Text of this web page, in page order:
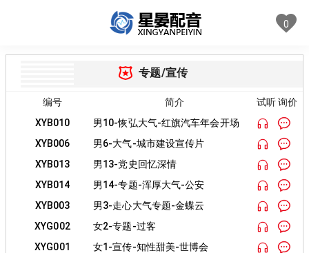
0
专题/宣传
试听 询价
编号
简介
XYB010
男10-恢弘大气-红旗汽车年会开场
XYB006
男6-大气-城市建设宣传片
XYB013
男13-党史回忆深情
XYB014
男14-专题-浑厚大气-公安
XYB003
男3-走心大气专题-金蝶云
XYG002
女2-专题-过客
XYG001
女1-宣传-知性甜美-世博会